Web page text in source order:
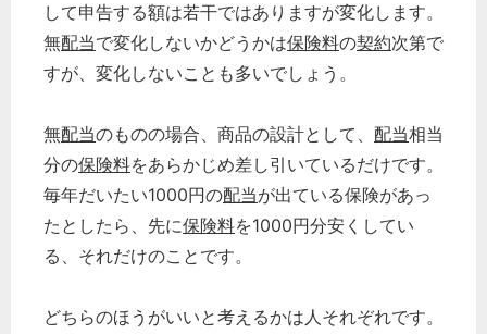
して申告する額は若干ではありますが変化します。
無配当で変化しないかどうかは保険料の契約次第で
すが、変化しないことも多いでしょう。
無配当のものの場合、商品の設計として、 配当相当
分の保険料をあらかじめ差し引いているだけです。
毎年だいたい1000円の配当が出ている保険があっ
たとしたら、先に保険料を1000円分安くしてい
る、それだけのことです。
どちらのほうがいいと考えるかは人それぞれです。